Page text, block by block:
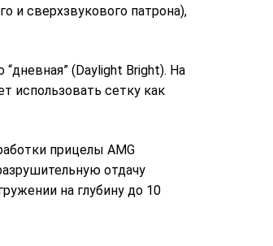
и сверхзвукового патрона),
(Daylight Bright). На
использовать сетку как
прицелы AMG
отдачу
на глубину до 10